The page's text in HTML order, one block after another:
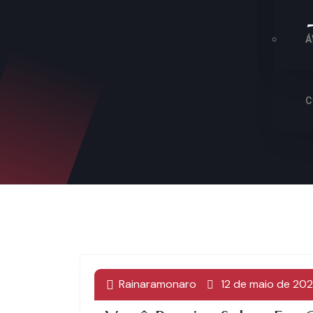
Câncer De Pulmão E
Rainaramonaro 12 de maio de